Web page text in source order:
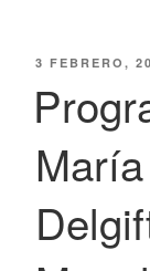
PUBLICADO
3 FEBRERO,